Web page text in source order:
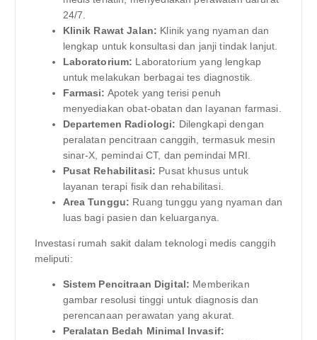
24/7.
Klinik Rawat Jalan: Klinik yang nyaman dan
lengkap untuk konsultasi dan janji tindak lanjut.
Laboratorium: Laboratorium yang lengkap
untuk melakukan berbagai tes diagnostik.
Farmasi: Apotek yang terisi penuh
menyediakan obat-obatan dan layanan farmasi.
Departemen Radiologi: Dilengkapi dengan
peralatan pencitraan canggih, termasuk mesin
sinar-X, pemindai CT, dan pemindai MRI.
Pusat Rehabilitasi: Pusat khusus untuk
layanan terapi fisik dan rehabilitasi.
Area Tunggu: Ruang tunggu yang nyaman dan
luas bagi pasien dan keluarganya.
Investasi rumah sakit dalam teknologi medis canggih
meliputi:
Sistem Pencitraan Digital: Memberikan
gambar resolusi tinggi untuk diagnosis dan
perencanaan perawatan yang akurat.
Peralatan Bedah Minimal Invasif: